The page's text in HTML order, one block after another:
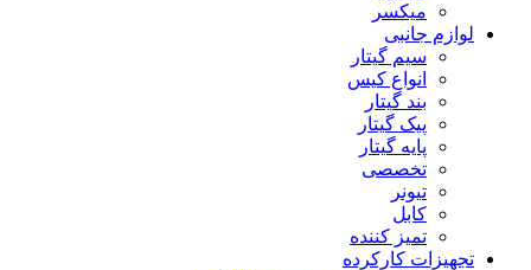
میکسر
لوازم جانبی
سیم گیتار
انواع کیس
بند گیتار
پیک گیتار
پایه گیتار
تخصصی
تیونر
کابل
تمیز کننده
تجهیزات کارکرده